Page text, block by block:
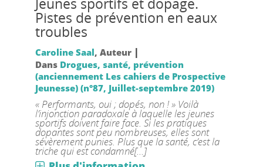
Jeunes sportifs et dopage.
Pistes de prévention en eaux
troubles
Caroline Saal, Auteur |
Dans Drogues, santé, prévention
(anciennement Les cahiers de Prospective
Jeunesse) (n°87, Juillet-septembre 2019)
« Performants, oui ; dopés, non ! » Voilà
l’injonction paradoxale à laquelle les jeunes
sportifs doivent faire face. Si les pratiques
dopantes sont peu nombreuses, elles sont
sévèrement punies. Plus que la santé, c’est la
triche qui est condamné[...]